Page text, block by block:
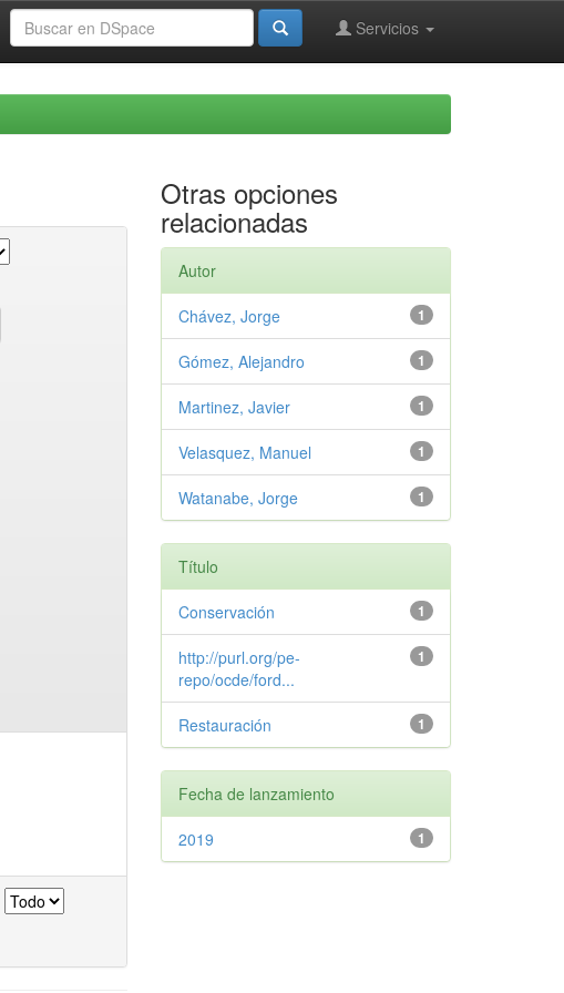
Servicios
Otras opciones
relacionadas
Autor
1
Chávez, Jorge
1
Gómez, Alejandro
1
Martinez, Javier
1
Velasquez, Manuel
1
Watanabe, Jorge
Título
1
Conservación
1
http://purl.org/pe-
repo/ocde/ford...
1
Restauración
Fecha de lanzamiento
1
2019